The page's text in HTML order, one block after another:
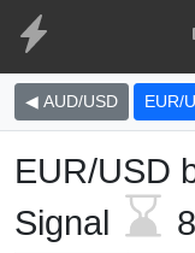
◀ AUD/USD EUR/
EUR/USD
Signal